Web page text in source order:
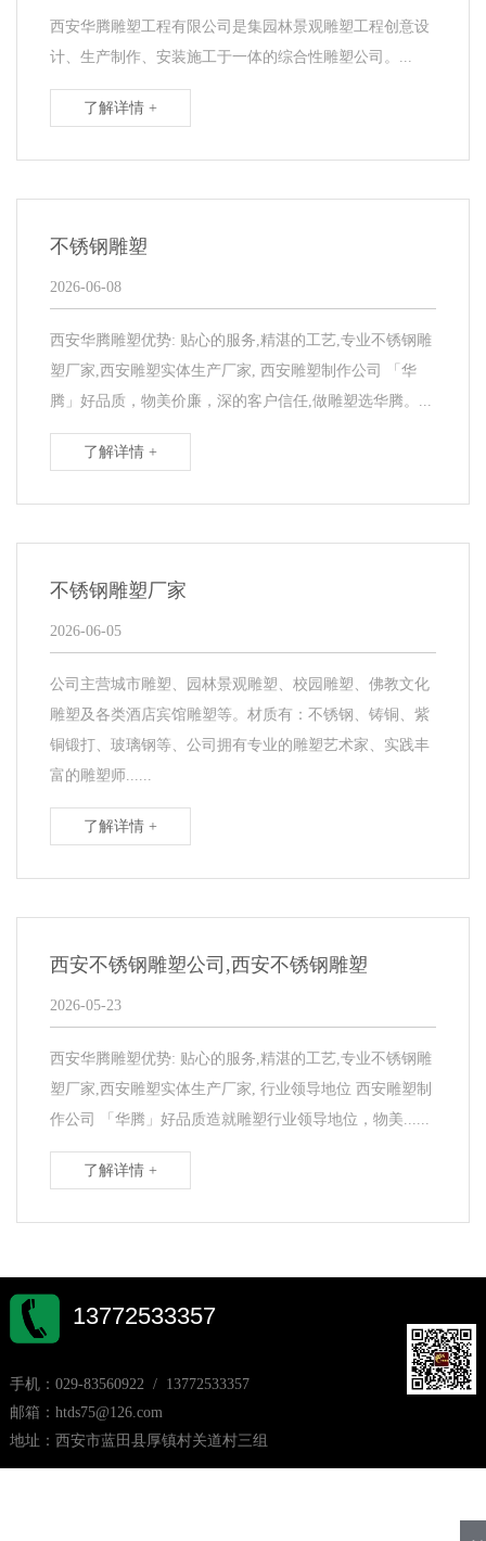
西安华腾雕塑工程有限公司是集园林景观雕塑工程创意设
计、生产制作、安装施工于一体的综合性雕塑公司。...
了解详情 +
不锈钢雕塑
2026-06-08
西安华腾雕塑优势: 贴心的服务,精湛的工艺,专业不锈钢雕
塑厂家,西安雕塑实体生产厂家, 西安雕塑制作公司 「华
腾」好品质，物美价廉，深的客户信任,做雕塑选华腾。...
了解详情 +
不锈钢雕塑厂家
2026-06-05
公司主营城市雕塑、园林景观雕塑、校园雕塑、佛教文化
雕塑及各类酒店宾馆雕塑等。材质有：不锈钢、铸铜、紫
铜锻打、玻璃钢等、公司拥有专业的雕塑艺术家、实践丰
富的雕塑师......
了解详情 +
西安不锈钢雕塑公司,西安不锈钢雕塑
2026-05-23
西安华腾雕塑优势: 贴心的服务,精湛的工艺,专业不锈钢雕
塑厂家,西安雕塑实体生产厂家, 行业领导地位 西安雕塑制
作公司 「华腾」好品质造就雕塑行业领导地位，物美......
了解详情 +
13772533357
手机：029-83560922 / 13772533357
邮箱：htds75@126.com
地址：西安市蓝田县厚镇村关道村三组